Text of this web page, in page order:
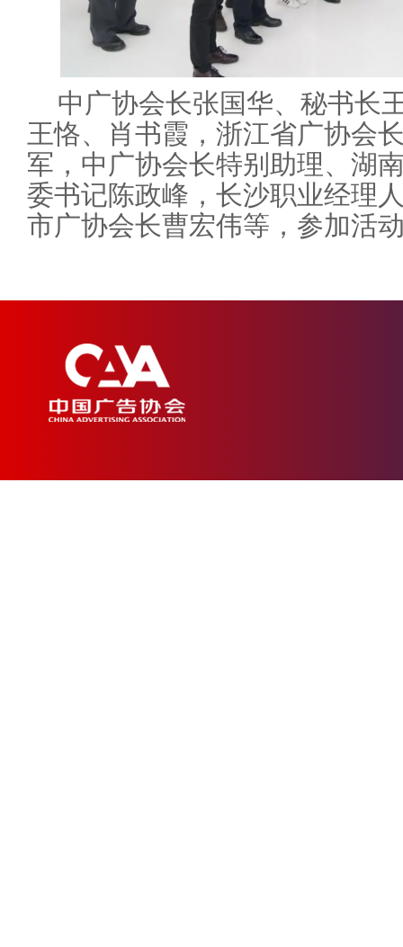
中广协会长张国华、秘书长
王恪、肖书霞，浙江省广协会
军，中广协会长特别助理、湖
委书记陈政峰，长沙职业经理
市广协会长曹宏伟等，参加